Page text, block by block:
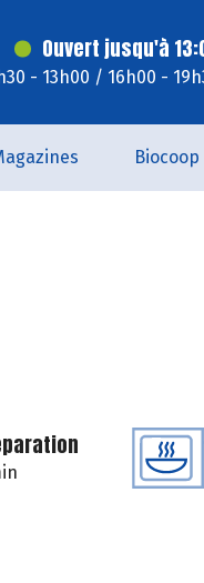
Ouvert jusqu'à
- 13h00 / 16h00 -
Biocoop